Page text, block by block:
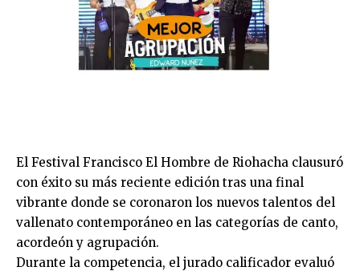
El Festival Francisco El Hombre de Riohacha clausuró
con éxito su más reciente edición tras una final
vibrante donde se coronaron los nuevos talentos del
vallenato contemporáneo en las categorías de canto,
acordeón y agrupación.
Durante la competencia, el jurado calificador evaluó